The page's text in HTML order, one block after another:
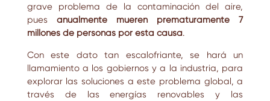
grave problema de la contaminación del aire,
pues anualmente mueren prematuramente 7
millones de personaspor esta causa.
Con este dato tan escalofriante, se hará un
llamamiento a los gobiernos y a la industria, para
explorar las soluciones a este problema global, a
través de las energías renovables y las